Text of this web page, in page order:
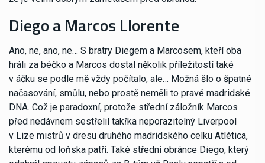
Diego a Marcos Llorente
Ano, ne, ano, ne… S bratry Diegem a Marcosem, kteří oba
hráli za béčko a Marcos dostal několik příležitostí také
v áčku se podle mě vždy počítalo, ale… Možná šlo o špatné
načasování, smůlu, nebo prostě neměli to pravé madridské
DNA. Což je paradoxní, protože střední záložník Marcos
před nedávnem sestřelil takřka neporazitelný Liverpool
v Lize mistrů v dresu druhého madridského celku Atlética,
kterému od loňska patří. Také střední obránce Diego, který